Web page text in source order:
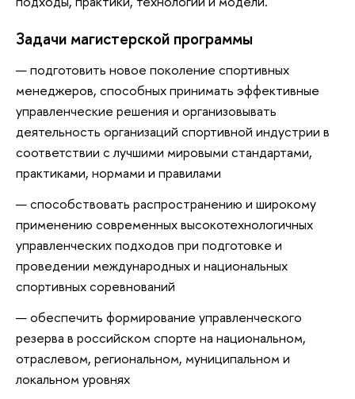
Задачи магистерской программы
подготовить новое поколение спортивных
менеджеров, способных принимать эффективные
управленческие решения и организовывать
деятельность организаций спортивной индустрии в
соответствии с лучшими мировыми стандартами,
практиками, нормами и правилами
способствовать распространению и широкому
применению современных высокотехнологичных
управленческих подходов при подготовке и
проведении международных и национальных
спортивных соревнований
обеспечить формирование управленческого
резерва в российском спорте на национальном,
отраслевом, региональном, муниципальном и
локальном уровнях